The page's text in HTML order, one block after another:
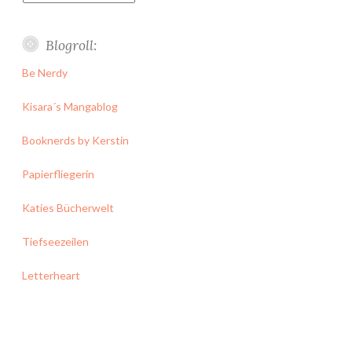
Blogroll:
Be Nerdy
Kisara´s Mangablog
Booknerds by Kerstin
Papierfliegerin
Katies Bücherwelt
Tiefseezeilen
Letterheart